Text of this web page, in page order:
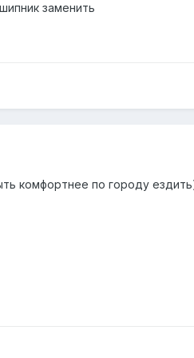
заменить
комфортнее по городу